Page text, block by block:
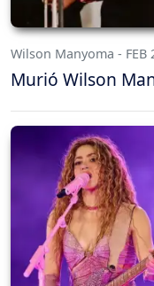
Wilson Manyoma - FEB
Murió Wilson